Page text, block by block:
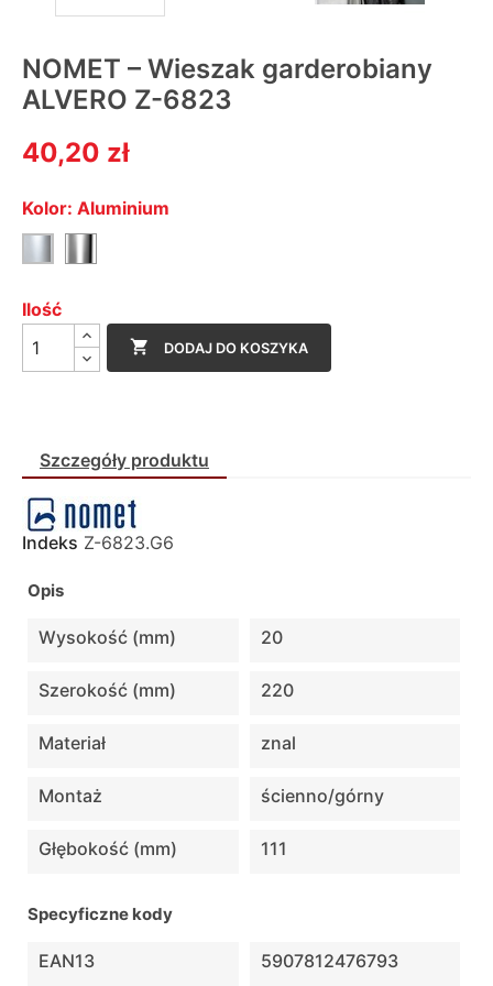
NOMET – Wieszak garderobiany
ALVERO Z-6823
40,20 zł
Kolor: Aluminium
AluminiumChrom
Ilość
 DODAJ DO KOSZYKA
Szczegóły produktu
Indeks Z-6823.G6
Opis
Wysokość (mm) 20
Szerokość (mm) 220
Materiał znal
Montaż ścienno/górny
Głębokość (mm) 111
Specyficzne kody
EAN13 5907812476793